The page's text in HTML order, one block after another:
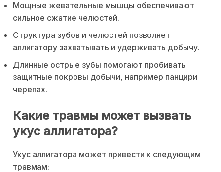
Мощные жевательные мышцы обеспечивают
сильное сжатие челюстей.
Структура зубов и челюстей позволяет
аллигатору захватывать и удерживать добычу.
Длинные острые зубы помогают пробивать
защитные покровы добычи, например панцири
черепах.
Какие травмы может вызвать
укус аллигатора?
Укус аллигатора может привести к следующим
травмам: